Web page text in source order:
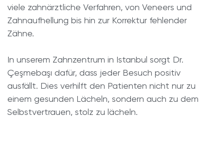
viele zahnärztliche Verfahren, von Veneers und
Zahnaufhellung bis hin zur Korrektur fehlender
Zähne.
In unserem Zahnzentrum in Istanbul sorgt Dr.
Çeşmebaşı dafür, dass jeder Besuch positiv
ausfällt. Dies verhilft den Patienten nicht nur zu
einem gesunden Lächeln, sondern auch zu dem
Selbstvertrauen, stolz zu lächeln.